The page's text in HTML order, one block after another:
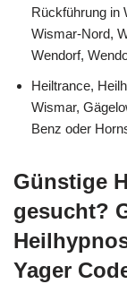
Rückführung in
Wismar-Nord,
Wendorf,
Heiltrance,
Wismar,
Benz oder
Günstige
gesucht?
Yager